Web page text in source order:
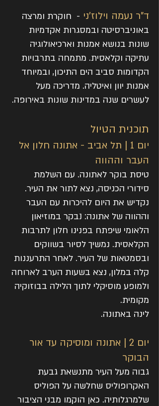
ד"ר נעמה וילוז'ני - חוקרת ומרצה
באוניברסיטה ובמסגרות אקדמיות
שונות בנושא אמנות וארכיאולוגיה
עתיקה וקלאסית. מתמחה בתרבויות
הקדומות סביב הים התיכון, ובמיוחד
אמנות יוון ואיטליה. מדריכה מעל
לעשרים שנה במדינות שונות באירופה.
תוכנית הטיול
יום 1 | תל אביב - אתונה חלון אל
העבר וההווה
טיסת בוקר לאתונה. עם השלמת
סידורי הכניסה, נצא לתור את העיר.
נקדיש את היום להיכרות עם העבר
וההווה של אתונה: נבקר במוזיאון
הלאומי שיפתח בפנינו חלון לתרבות
הקלאסית. נמשיך לסיור בשווקים
ובסמטאות של העיר. לאחר התרעננות
קלה במלון, נצא בשעות הערב לארוחה
ולמופע מוסיקלי לתוך הלילה בבוזוקיה
מקומית.
לינה באתונה.
יום 2 | אתונה ומוסיקה עד אור
הבוקר
גבוה מעל העיר מתנשאת גבעת
האקרופוליס שחלשה על הפוליס
שלמרגלותיה. כאן הוקמו מבני הציבור